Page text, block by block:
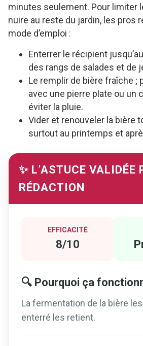
minutes seulement. Pour limiter
nuire au reste du jardin, les pros
mode d’emploi :
Enterrer le récipient
des rangs de salades et de
Le remplir de bière fraîche ;
avec une pierre plate ou un
éviter la pluie.
Vider et renouveler la bière
surtout au printemps et
✨ L’ASTUCE VALIDÉE
RÉDACTION
EFFICACITÉ
8/10
🔍 Pourquoi ça
La fermentation de la bière
enterré les retient.